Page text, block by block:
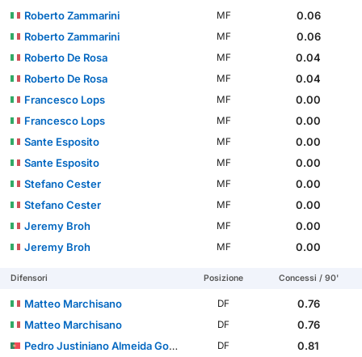
Roberto Zammarini
MF
0.06
Roberto Zammarini
MF
0.06
Roberto De Rosa
MF
0.04
Roberto De Rosa
MF
0.04
Francesco Lops
MF
0.00
Francesco Lops
MF
0.00
Sante Esposito
MF
0.00
Sante Esposito
MF
0.00
Stefano Cester
MF
0.00
Stefano Cester
MF
0.00
Jeremy Broh
MF
0.00
Jeremy Broh
MF 0.00
Difensori Posizione Concessi / 90'
Matteo Marchisano DF
0.76
Matteo Marchisano
DF
0.76
Pedro Justiniano Almeida Gomes
DF
0.81